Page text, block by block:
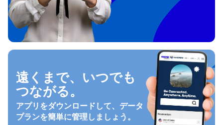
遠くまで、いつでも
つながる。
アプリをダウンロードして、データ
プランを簡単に管理しましょう。